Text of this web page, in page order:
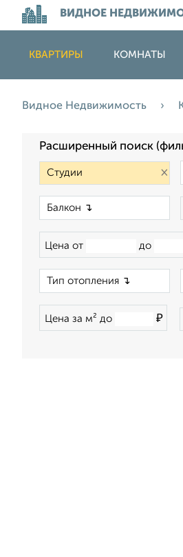
ВИДНОЕ
КВАРТИРЫ КОМНАТЫ
Видное Недвижимость
Расширенный поиск
×
Цена от до
Цена за м² до ₽